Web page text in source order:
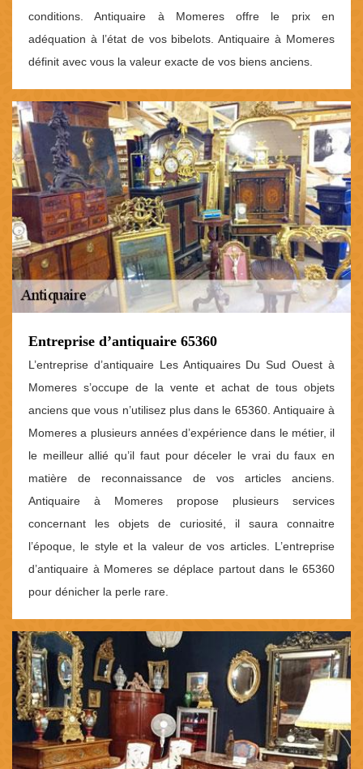
conditions. Antiquaire à Momeres offre le prix en
adéquation à l’état de vos bibelots. Antiquaire à Momeres
définit avec vous la valeur exacte de vos biens anciens.
Entreprise d’antiquaire 65360
L’entreprise d’antiquaire Les Antiquaires Du Sud Ouest à
Momeres s’occupe de la vente et achat de tous objets
anciens que vous n’utilisez plus dans le 65360. Antiquaire à
Momeres a plusieurs années d’expérience dans le métier, il
le meilleur allié qu’il faut pour déceler le vrai du faux en
matière de reconnaissance de vos articles anciens.
Antiquaire à Momeres propose plusieurs services
concernant les objets de curiosité, il saura connaitre
l’époque, le style et la valeur de vos articles. L’entreprise
d’antiquaire à Momeres se déplace partout dans le 65360
pour dénicher la perle rare.